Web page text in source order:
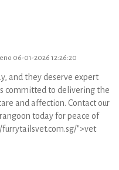
06-01-2026 12:26:20
and they deserve expert
committed to delivering the
and affection. Contact our
today for peace of
">vet